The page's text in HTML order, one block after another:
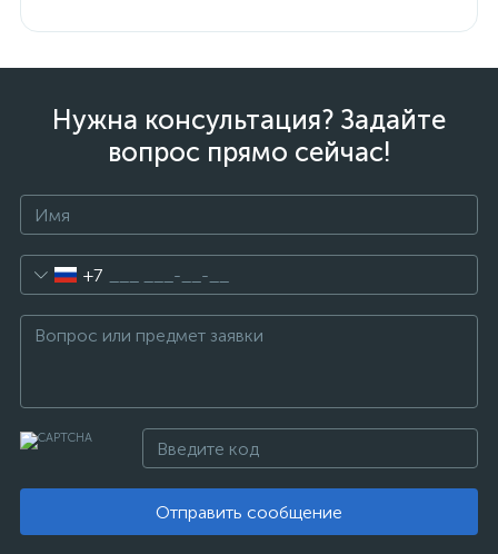
Нужна консультация? Задайте
вопрос прямо сейчас!
+7
Отправить сообщение